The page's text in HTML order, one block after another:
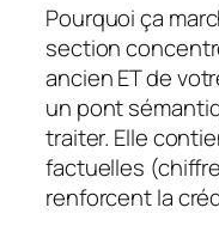
Pourquoi ça
section
ancien ET de
un pont
traiter. Elle
factuelles
renforcent la